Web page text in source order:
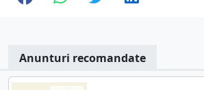
Anunturi recomandate